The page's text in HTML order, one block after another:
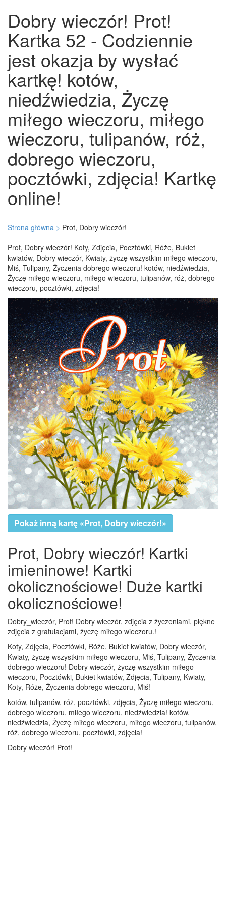
Dobry wieczór! Prot!
Kartka 52 - Codziennie
jest okazja by wysłać
kartkę! kotów,
niedźwiedzia, Życzę
miłego wieczoru, miłego
wieczoru, tulipanów, róż,
dobrego wieczoru,
pocztówki, zdjęcia! Kartkę
online!
Strona główna > Prot, Dobry wieczór!
Prot, Dobry wieczór! Koty, Zdjęcia, Pocztówki, Róże, Bukiet
kwiatów, Dobry wieczór, Kwiaty, życzę wszystkim miłego wieczoru,
Miś, Tulipany, Życzenia dobrego wieczoru! kotów, niedźwiedzia,
Życzę miłego wieczoru, miłego wieczoru, tulipanów, róż, dobrego
wieczoru, pocztówki, zdjęcia!
Pokaż inną kartę «Prot, Dobry wieczór!»
Prot, Dobry wieczór! Kartki
imieninowe! Kartki
okolicznościowe! Duże kartki
okolicznościowe!
Dobry_wieczór, Prot! Dobry wieczór, zdjęcia z życzeniami, piękne
zdjęcia z gratulacjami, życzę miłego wieczoru.!
Koty, Zdjęcia, Pocztówki, Róże, Bukiet kwiatów, Dobry wieczór,
Kwiaty, życzę wszystkim miłego wieczoru, Miś, Tulipany, Życzenia
dobrego wieczoru! Dobry wieczór, życzę wszystkim miłego
wieczoru, Pocztówki, Bukiet kwiatów, Zdjęcia, Tulipany, Kwiaty,
Koty, Róże, Życzenia dobrego wieczoru, Miś!
kotów, tulipanów, róż, pocztówki, zdjęcia, Życzę miłego wieczoru,
dobrego wieczoru, miłego wieczoru, niedźwiedzia! kotów,
niedźwiedzia, Życzę miłego wieczoru, miłego wieczoru, tulipanów,
róż, dobrego wieczoru, pocztówki, zdjęcia!
Dobry wieczór! Prot!